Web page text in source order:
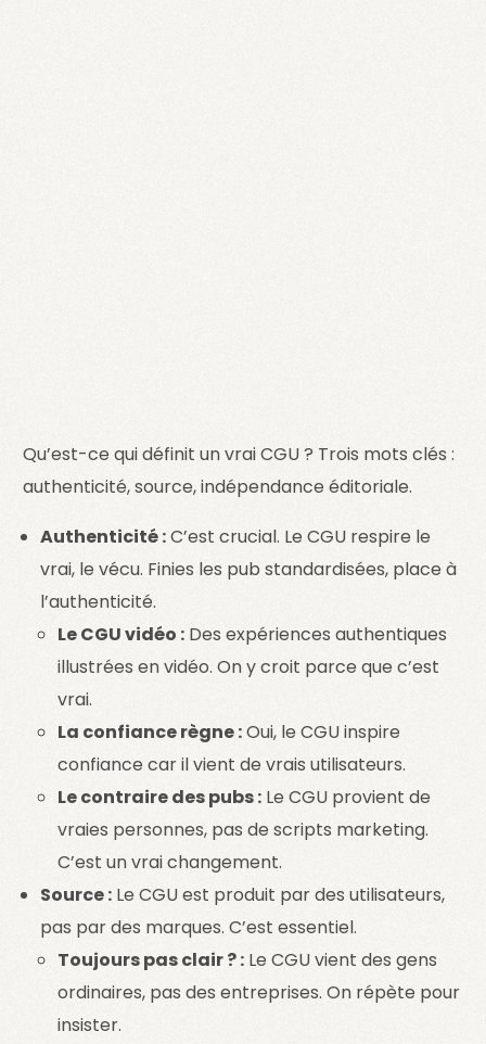
Qu’est-ce qui définit un vrai CGU ? Trois mots clés :
authenticité, source, indépendance éditoriale.
Authenticité :C’est crucial. Le CGU respire le
vrai, le vécu. Finies les pub standardisées, place à
l’authenticité.
Le CGU vidéo : Des expériences authentiques
illustrées en vidéo. On y croit parce que c’est
vrai.
La confiance règne :Oui, le CGU inspire
confiance car il vient de vrais utilisateurs.
Le contraire des pubs : Le CGU provient de
vraies personnes, pas de scripts marketing.
C’est un vrai changement.
Source : Le CGU est produit par des utilisateurs,
pas par des marques. C’est essentiel.
Toujours pas clair ? : Le CGU vient des gens
ordinaires, pas des entreprises. On répète pour
insister.